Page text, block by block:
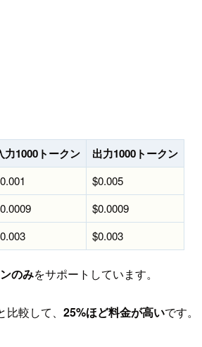
力1000トークン 出力1000トークン
$0.005
$0.0009
$0.003
のみをサポートしています。
較して、 25%ほど料金が高いです。